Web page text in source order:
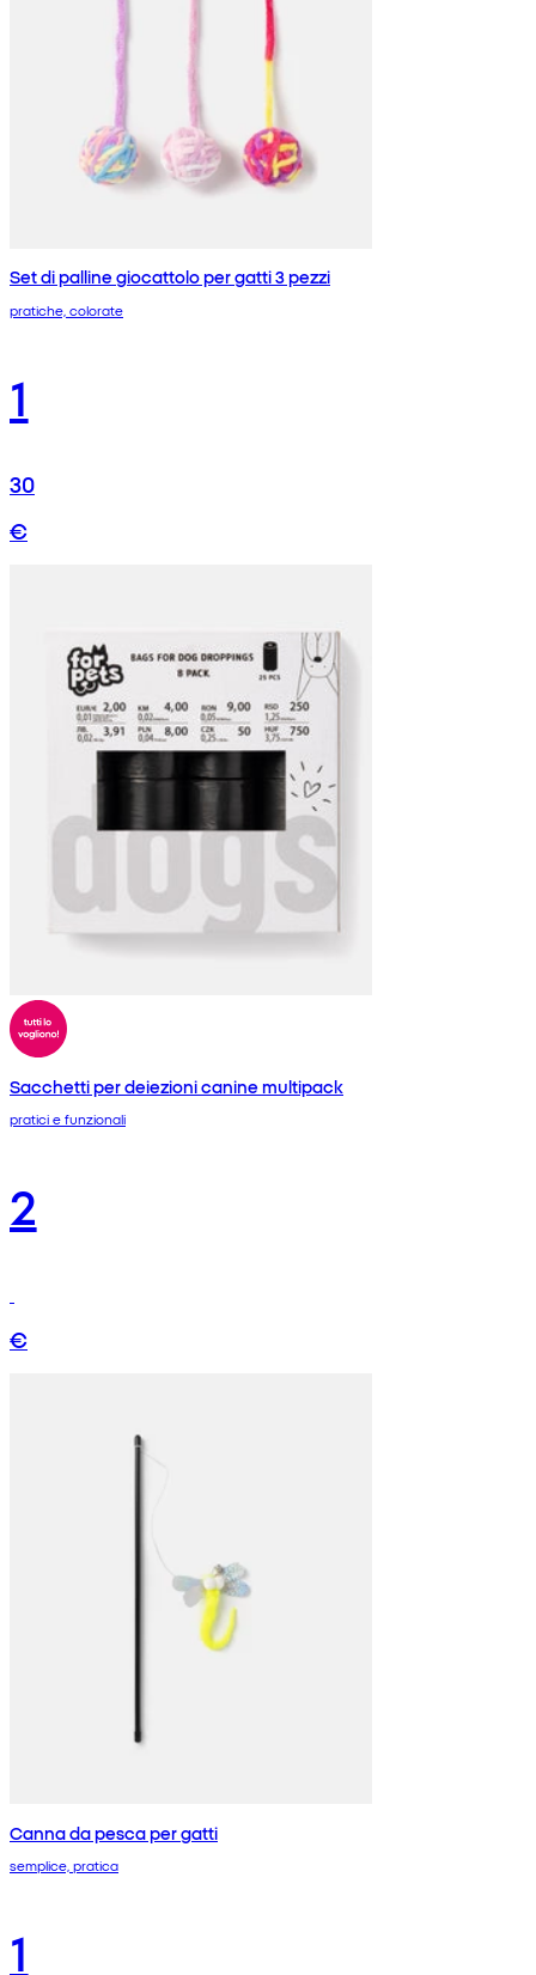
Set di palline giocattolo per gatti 3 pezzi
pratiche, colorate
1
30
€
Sacchetti per deiezioni canine multipack
pratici e funzionali
2
€
Canna da pesca per gatti
semplice, pratica
1